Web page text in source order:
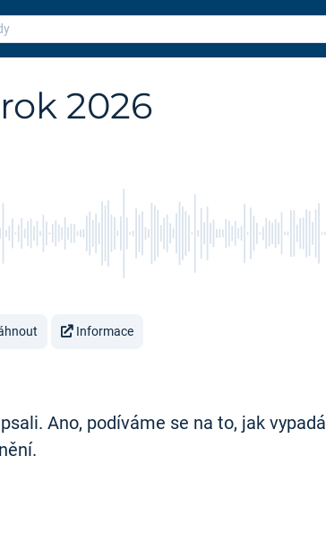
2026
Informace
Ano, podíváme se na to, jak